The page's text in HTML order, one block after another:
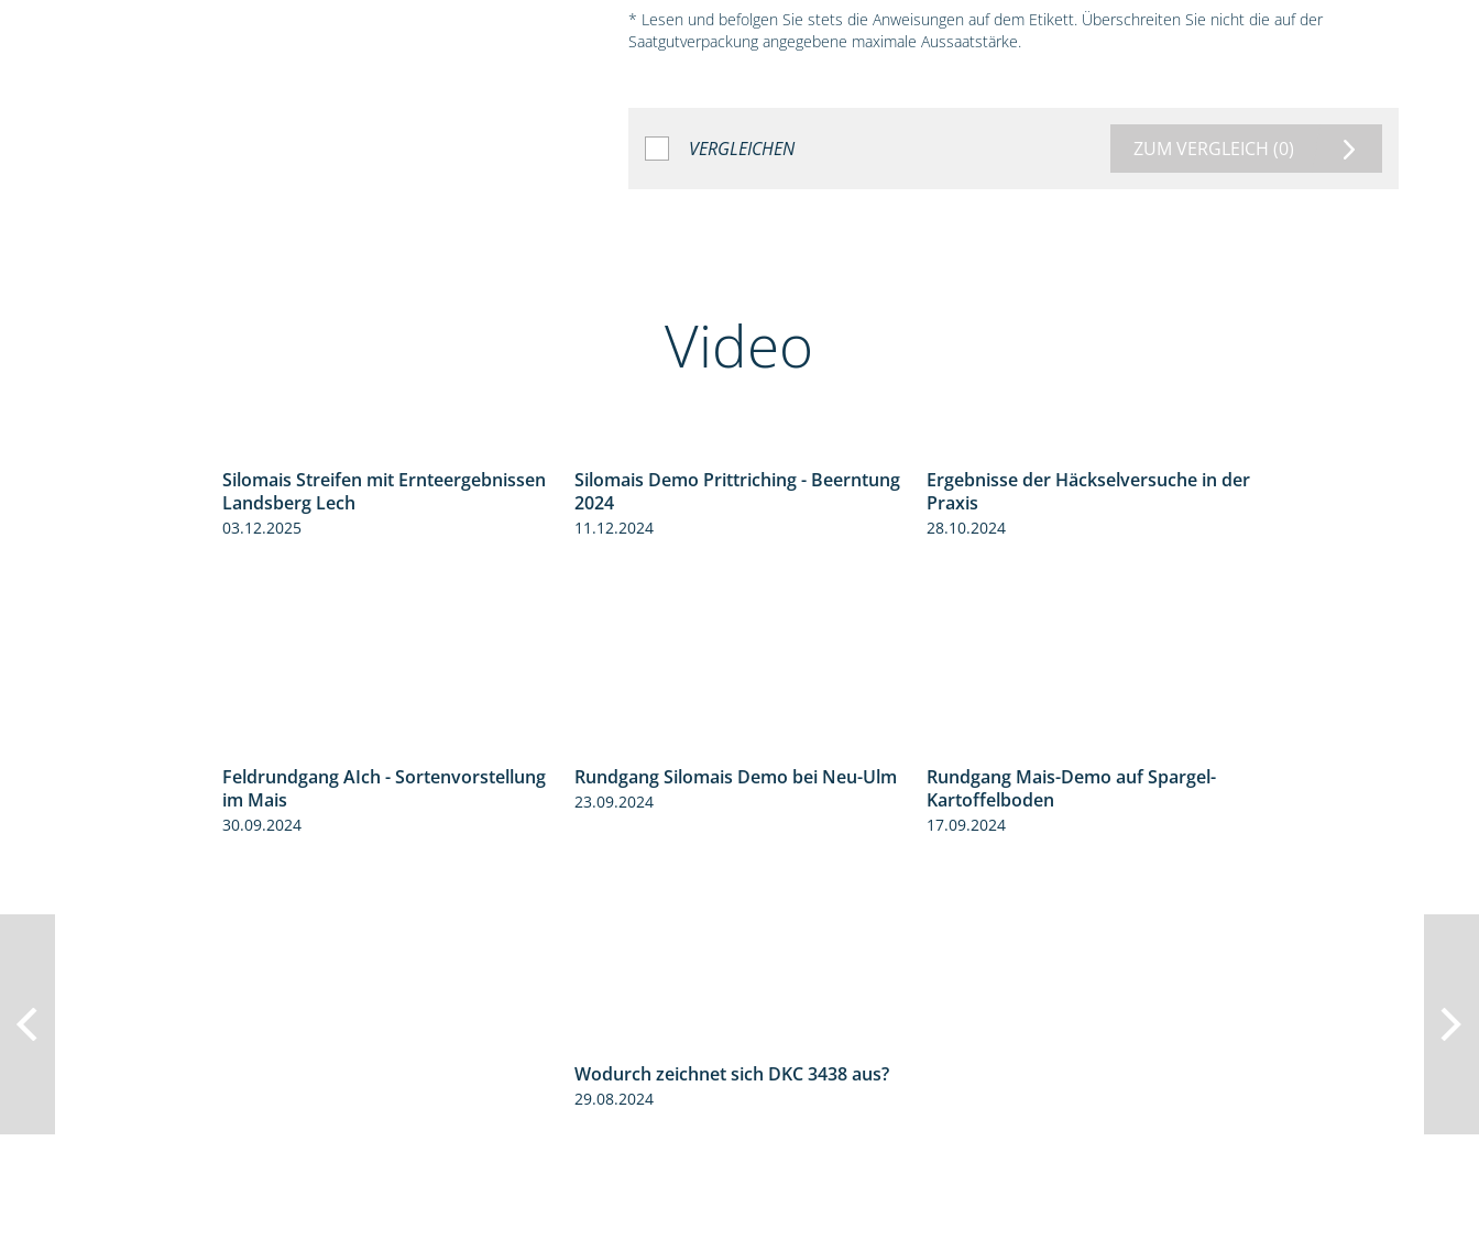
* Lesen und befolgen Sie stets die Anweisungen auf dem Etikett. Überschreiten Sie nicht die auf der
Saatgutverpackung angegebene maximale Aussaatstärke.
VERGLEICHEN ZUM VERGLEICH (0)
Video
Silomais Streifen mit Ernteergebnissen
Landsberg Lech
03.12.2025
Silomais Demo Prittriching - Beerntung
2024
11.12.2024
Ergebnisse der Häckselversuche in der
Praxis
28.10.2024
Feldrundgang AIch - Sortenvorstellung
im Mais
30.09.2024
Rundgang Silomais Demo bei Neu-Ulm
23.09.2024
Rundgang Mais-Demo auf Spargel-
Kartoffelboden
17.09.2024
Wodurch zeichnet sich DKC 3438 aus?
29.08.2024